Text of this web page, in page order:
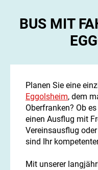
BUS MIT
Planen Sie eine
Eggolsheim, dem
Oberfranken? Ob
einen Ausflug mit
Vereinsausflug
sind Ihr
Mit unserer